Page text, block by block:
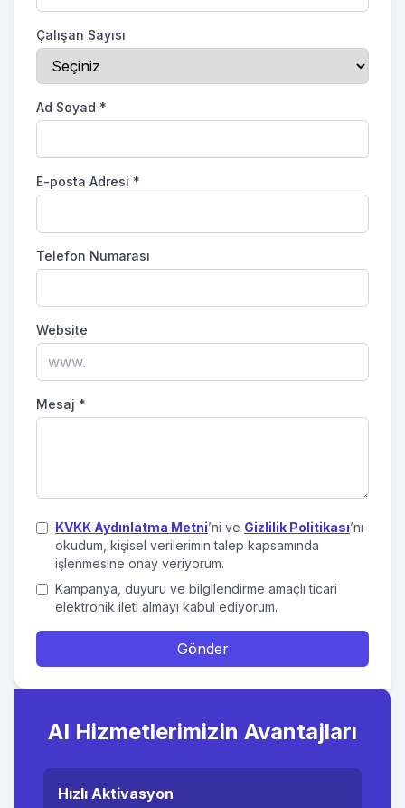
Çalışan Sayısı
Ad Soyad *
E-posta Adresi *
Telefon Numarası
Website
Mesaj *
KVKK Aydınlatma Metni’ni ve Gizlilik Politikası’nı
okudum, kişisel verilerimin talep kapsamında
işlenmesine onay veriyorum.
Kampanya, duyuru ve bilgilendirme amaçlı ticari
elektronik ileti almayı kabul ediyorum.
Gönder
AI Hizmetlerimizin Avantajları
Hızlı Aktivasyon